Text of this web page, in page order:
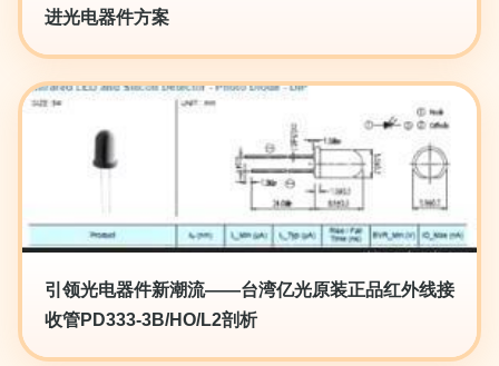
进光电器件方案
引领光电器件新潮流——台湾亿光原装正品红外线接
收管PD333-3B/HO/L2剖析